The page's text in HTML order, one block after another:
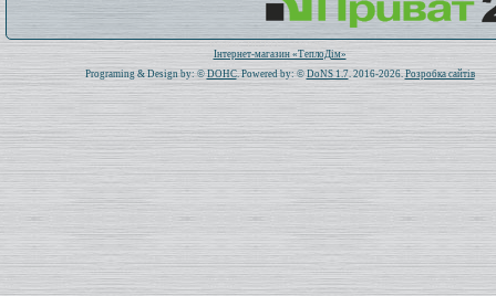
Всього: 1021034 Сьогодні: 144
Інтернет-магазин «ТеплоДім»
Programing & Design by: ©DOHC. Powered by: © DoNS 1.7. 2016-2026.Розробка сайтів